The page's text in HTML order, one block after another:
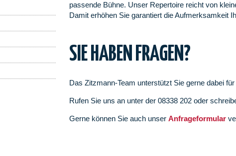
passende Bühne. Unser Repertoire reicht von
Damit erhöhen Sie garantiert die Aufmerksamkeit
SIE HABEN FRAGEN?
Das Zitzmann-Team unterstützt Sie gerne dabei
Rufen Sie uns an unter der 08338 202 oder
Gerne können Sie auch unser Anfrageformular